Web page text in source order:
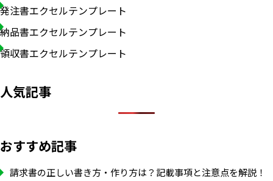
発注書エクセルテンプレート
納品書エクセルテンプレート
領収書エクセルテンプレート
人気記事
おすすめ記事
請求書の正しい書き方・作り方は？記載事項と注意点を解説！